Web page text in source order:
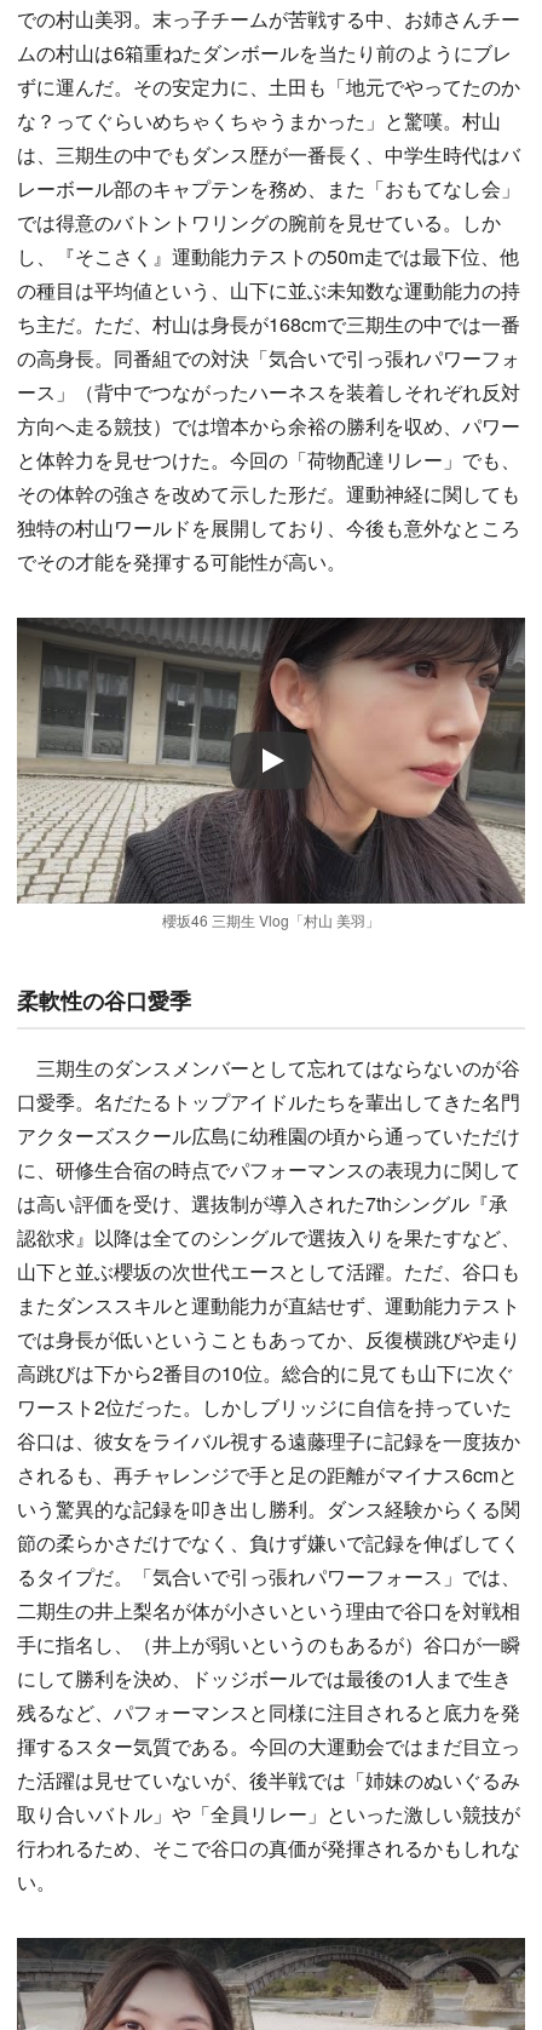
での村山美羽。末っ子チームが苦戦する中、お姉さんチー
ムの村山は6箱重ねたダンボールを当たり前のようにブレ
ずに運んだ。その安定力に、土田も「地元でやってたのか
な？ってぐらいめちゃくちゃうまかった」と驚嘆。村山
は、三期生の中でもダンス歴が一番長く、中学生時代はバ
レーボール部のキャプテンを務め、また「おもてなし会」
では得意のバトントワリングの腕前を見せている。しか
し、『そこさく』運動能力テストの50m走では最下位、他
の種目は平均値という、山下に並ぶ未知数な運動能力の持
ち主だ。ただ、村山は身長が168cmで三期生の中では一番
の高身長。同番組での対決「気合いで引っ張れパワーフォ
ース」（背中でつながったハーネスを装着しそれぞれ反対
方向へ走る競技）では増本から余裕の勝利を収め、パワー
と体幹力を見せつけた。今回の「荷物配達リレー」でも、
その体幹の強さを改めて示した形だ。運動神経に関しても
独特の村山ワールドを展開しており、今後も意外なところ
でその才能を発揮する可能性が高い。
Play
櫻坂46 三期生 Vlog「村山 美羽」
柔軟性の谷口愛季
三期生のダンスメンバーとして忘れてはならないのが谷
口愛季。名だたるトップアイドルたちを輩出してきた名門
アクターズスクール広島に幼稚園の頃から通っていただけ
に、研修生合宿の時点でパフォーマンスの表現力に関して
は高い評価を受け、選抜制が導入された7thシングル『承
認欲求』以降は全てのシングルで選抜入りを果たすなど、
山下と並ぶ櫻坂の次世代エースとして活躍。ただ、谷口も
またダンススキルと運動能力が直結せず、運動能力テスト
では身長が低いということもあってか、反復横跳びや走り
高跳びは下から2番目の10位。総合的に見ても山下に次ぐ
ワースト2位だった。しかしブリッジに自信を持っていた
谷口は、彼女をライバル視する遠藤理子に記録を一度抜か
されるも、再チャレンジで手と足の距離がマイナス6cmと
いう驚異的な記録を叩き出し勝利。ダンス経験からくる関
節の柔らかさだけでなく、負けず嫌いで記録を伸ばしてく
るタイプだ。「気合いで引っ張れパワーフォース」では、
二期生の井上梨名が体が小さいという理由で谷口を対戦相
手に指名し、（井上が弱いというのもあるが）谷口が一瞬
にして勝利を決め、ドッジボールでは最後の1人まで生き
残るなど、パフォーマンスと同様に注目されると底力を発
揮するスター気質である。今回の大運動会ではまだ目立っ
た活躍は見せていないが、後半戦では「姉妹のぬいぐるみ
取り合いバトル」や「全員リレー」といった激しい競技が
行われるため、そこで谷口の真価が発揮されるかもしれな
い。